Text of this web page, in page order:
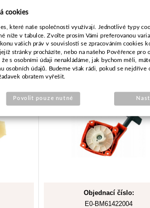
Startování OleoMac
BC400S,BC400T
Objednací číslo:
E0-BM61422004
cookies
které naše společnosti využívají. Jednotlivé typy
níže v tabulce. Zvolte prosím Vámi preferovanou
vašich práv v souvislosti se zpracováním cookies
stránky procházíte, nebo na našeho Pověřence pro
s osobními údaji nenakládáme, jak bychom měli,
osobních údajů. Budeme však rádi, pokud se nejdříve
obratem vyřešit.
Povolit pouze nutné